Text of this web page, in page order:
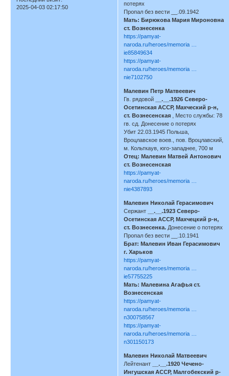
2025-04-03 02:17:50
потерях
Пропал без вести __.09.1942
Мать: Бирюкова Мария Мироновна
ст. Вознесенка
https://pamyat-
naroda.ru/heroes/memoria …
ie85849634
https://pamyat-
naroda.ru/heroes/memoria …
nie7102750
Малевин Петр Матвеевич
Гв. рядовой
__.__.1926 Северо-
Осетинская АССР, Махческий р-н,
ст. Вознесенская , Место службы: 78
гв. сд. Донесение о потерях
Убит 22.03.1945 Польша,
Вроцлавское воев., пов. Вроцлавский,
м. Кольткаув, юго-западнее, 700 м
Отец: Малевин Матвей Антонович
ст. Вознесенская
https://pamyat-
naroda.ru/heroes/memoria …
nie4387893
Малевин Николай Герасимович
Сержант __.__.1923 Северо-
Осетинская АССР, Махчецкий р-н,
ст. Вознесенка. Донесение о потерях
Пропал без вести __.10.1941
Брат: Малевин Иван Герасимович
г. Харьков
https://pamyat-
naroda.ru/heroes/memoria …
ie57755225
Мать: Малевина Агафья ст.
Вознесенская
https://pamyat-
naroda.ru/heroes/memoria …
n300758567
https://pamyat-
naroda.ru/heroes/memoria …
n301150173
Малевин Николай Матвеевич
Лейтенант
__.__.1920 Чечено-
Ингушская АССР, Малгобекский р-